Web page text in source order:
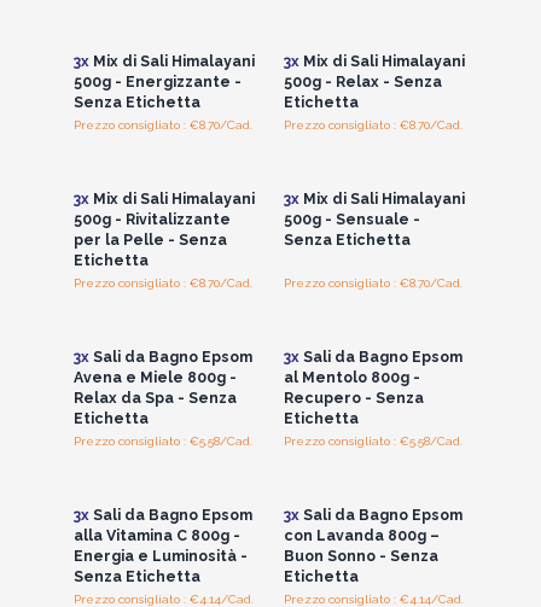
3xMix di Sali Himalayani
500g - Energizzante -
Senza Etichetta
Prezzo consigliato : €8.70/Cad.
3xMix di Sali Himalayani
500g - Relax - Senza
Etichetta
Prezzo consigliato : €8.70/Cad.
3xMix di Sali Himalayani
500g - Rivitalizzante
per la Pelle - Senza
Etichetta
Prezzo consigliato : €8.70/Cad.
3xMix di Sali Himalayani
500g - Sensuale -
Senza Etichetta
Prezzo consigliato : €8.70/Cad.
3xSali da Bagno Epsom
Avena e Miele 800g -
Relax da Spa - Senza
Etichetta
Prezzo consigliato : €5.58/Cad.
3xSali da Bagno Epsom
al Mentolo 800g -
Recupero - Senza
Etichetta
Prezzo consigliato : €5.58/Cad.
3xSali da Bagno Epsom
alla Vitamina C 800g -
Energia e Luminosità -
Senza Etichetta
Prezzo consigliato : €4.14/Cad.
3xSali da Bagno Epsom
con Lavanda 800g –
Buon Sonno - Senza
Etichetta
Prezzo consigliato : €4.14/Cad.